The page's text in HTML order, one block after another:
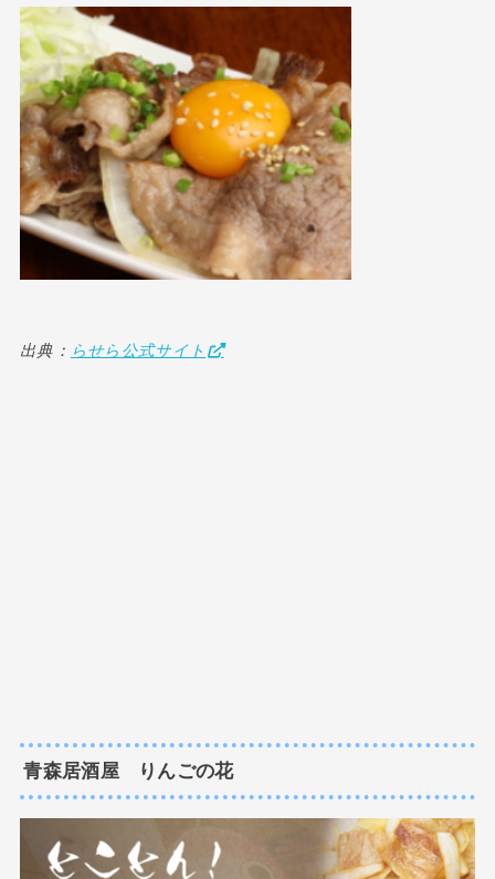
出典： らせら公式サイト
青森居酒屋 りんごの花